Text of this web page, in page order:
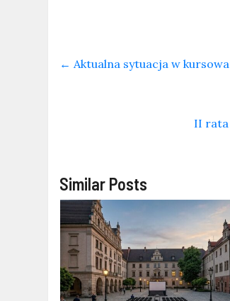
← Aktualna sytuacja w
II rata
Similar Posts